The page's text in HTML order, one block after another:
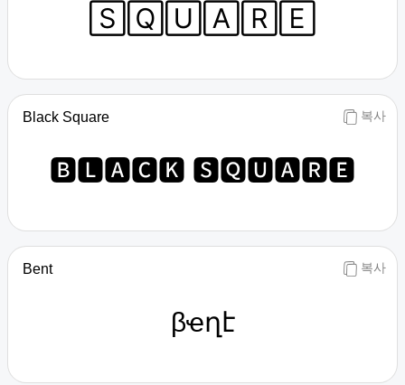
🅂🅀🅄🄰🅁🄴
복사
Black Square
🅱🅻🅰🅲🅺 🆂🆀🆄🅰🆁🅴
복사
Bent
βҽղէ